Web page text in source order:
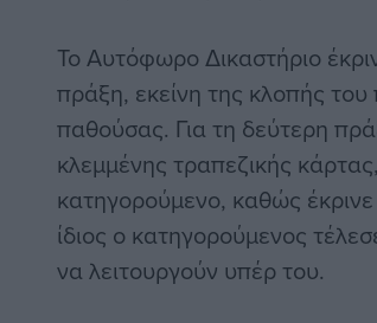
Το Αυτόφωρο Δικαστήριο
πράξη, εκείνη της κλοπής
παθούσας. Για τη δεύτερη
κλεμμένης τραπεζικής
κατηγορούμενο, καθώς
ίδιος ο κατηγορούμενος
να λειτουργούν υπέρ του.